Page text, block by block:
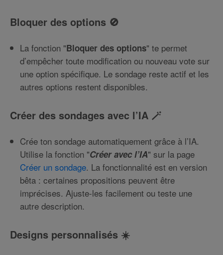
Bloquer des options 🚫
La fonction "Bloquer des options" te permet
d’empêcher toute modification ou nouveau vote sur
une option spécifique. Le sondage reste actif et les
autres options restent disponibles.
Créer des sondages avec l’IA 🪄
Crée ton sondage automatiquement grâce à l’IA.
Utilise la fonction "Créer avec l’IA" sur la page
Créer un sondage. La fonctionnalité est en version
bêta : certaines propositions peuvent être
imprécises. Ajuste-les facilement ou teste une
autre description.
Designs personnalisés ☀️